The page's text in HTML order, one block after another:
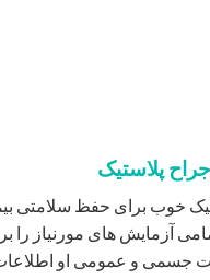
پلاستیک
خوب برای حفظ سلامتی
آزمایش های مورنیاز را
جسمی و عمومی او